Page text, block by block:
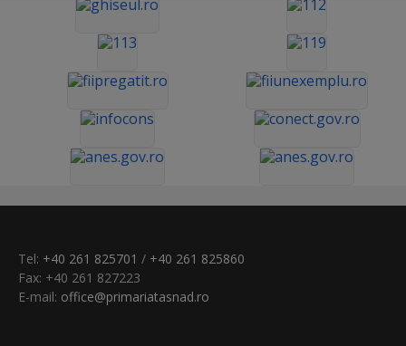
Tel: +40 261 825701 / +40 261 825860
Fax: +40 261 827223
E-mail: office@primariatasnad.ro